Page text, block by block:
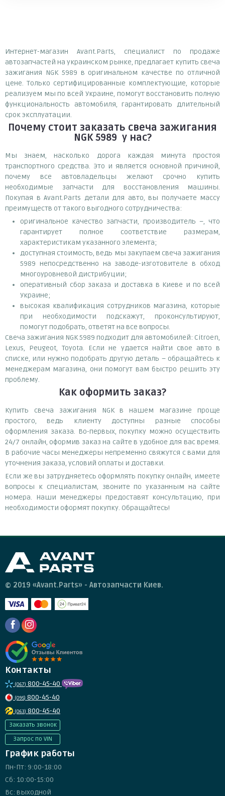
Интернет-магазин Avant.Parts, специалист по продаже
автозапчастей на украинском рынке, предлагает купить свеча
зажигания NGK 5989 в оригинальном качестве по отличной
цене. Только сертифицированные комплектующие, которые
реализуем мы по всей Украине, помогут восстановить полную
функциональность автомобиля, гарантировать длительный
срок эксплуатации.
Почему стоит заказать свеча зажигания
NGK 5989 у нас?
Мы знаем, насколько дорога каждая минута простоя
транспортного средства. Это и является основной причиной,
почему все автовладельцы желают срочно купить
необходимые запчасти для восстановления машины.
Покупая в Avant.Parts детали для авто, вы получаете массу
преимуществ от такого выгодного сотрудничества:
оригинальное качество запчасти, производитель –, что
гарантирует полное соответствие размерам,
характеристикам указанного элемента;
доступная стоимость, ведь мы закупаем свеча зажигания
5989 непосредственно на заводе-изготовителе в обход
многоуровневой дистрибуции;
оперативный сбор заказа и доставка в Киеве и по всей
Украине;
высокая квалификация сотрудников магазина, которые
при необходимости подскажут, проконсультируют,
помогут подобрать, ответят на все вопросы.
Свеча зажигания NGK 5989 подходит для автомобилей: Citroen,
Lexus, Peugeot, Toyota. Если не удается найти свое авто в
списке, или нужно подобрать другую деталь – обращайтесь к
менеджерам магазина, они помогут вам быстро решить эту
проблему.
Как оформить заказ?
Купить свеча зажигания NGK в нашем магазине проще
простого, ведь клиенту доступны разные способы
оформления заказа. Во-первых, покупку можно осуществить
24/7 онлайн, оформив заказ на сайте в удобное для вас время.
В рабочие часы менеджеры непременно свяжутся с вами для
уточнения заказа, условий оплаты и доставки.
Если же вы затрудняетесь оформлять покупку онлайн, имеете
вопросы к специалистам, звоните по указанным на сайте
номера. Наши менеджеры предоставят консультацию, при
необходимости оформят покупку. Обращайтесь!
© 2019 «Avant.Parts» - Автозапчасти Киев.
Контакты
(067) 800-45-40
(095) 800-45-40
(063) 800-45-40
Заказать звонок
Запрос по VIN
График работы
Пн-Пт: 9:00-18:00
Сб: 10:00-15:00
Вс: выходной